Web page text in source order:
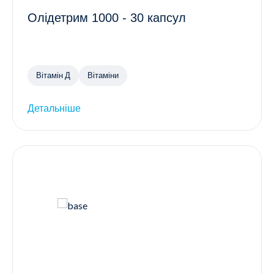
Олідетрим 1000 - 30 капсул
Вітамін Д Вітаміни
Детальніше